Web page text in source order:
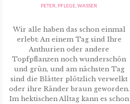
PETER PFLEGE ,WASSER
Wir alle haben das schon einmal
erlebt: An einem Tag sind Ihre
Anthurien oder andere
Topfpflanzen noch wunderschön
und grün, und am nächsten Tag
sind die Blätter plötzlich verwelkt
oder ihre Ränder braun geworden.
Im hektischen Alltag kann es schon